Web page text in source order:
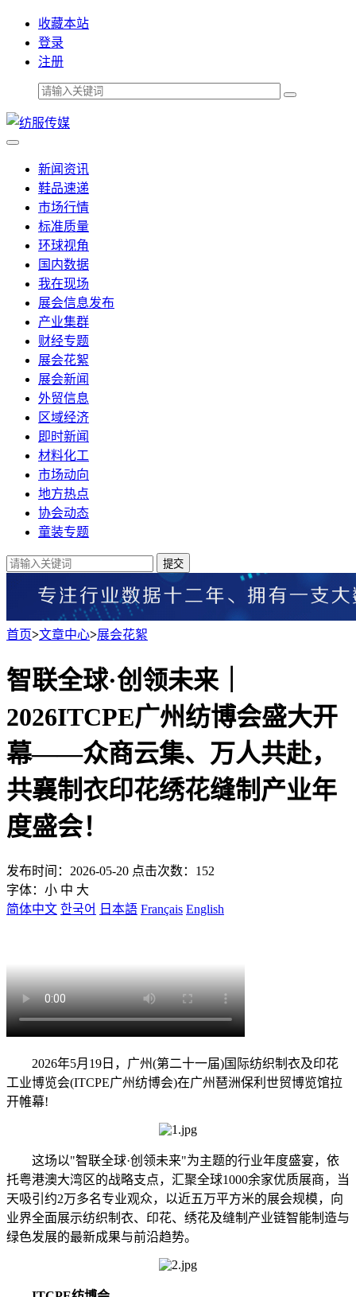
收藏本站
登录
注册
新闻资讯
鞋品速递
市场行情
标准质量
环球视角
国内数据
我在现场
展会信息发布
产业集群
财经专题
展会花絮
展会新闻
外贸信息
区域经济
即时新闻
材料化工
市场动向
地方热点
协会动态
童装专题
提交
首页>文章中心>展会花絮
智联全球·创领未来｜
2026ITCPE广州纺博会盛大开
幕——众商云集、万人共赴，
共襄制衣印花绣花缝制产业年
度盛会！
发布时间：2026-05-20 点击次数：152
字体： 小 中 大
简体中文 한국어 日本語 Français English
2026年5月19日，广州(第二十一届)国际纺织制衣及印花
工业博览会(ITCPE广州纺博会)在广州琶洲保利世贸博览馆拉
开帷幕!
这场以"智联全球·创领未来"为主题的行业年度盛宴，依
托粤港澳大湾区的战略支点，汇聚全球1000余家优质展商，当
天吸引约2万多名专业观众，以近五万平方米的展会规模，向
业界全面展示纺织制衣、印花、绣花及缝制产业链智能制造与
绿色发展的最新成果与前沿趋势。